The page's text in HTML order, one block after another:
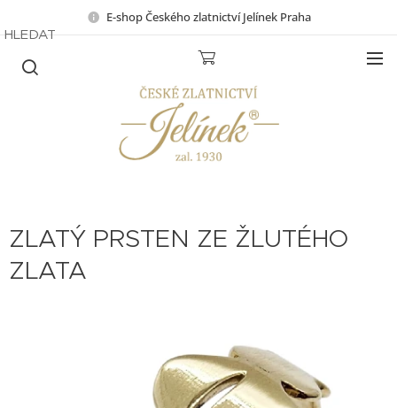
E-shop Českého zlatnictví Jelínek Praha
HLEDAT
ZLATÝ PRSTEN ZE ŽLUTÉHO
ZLATA